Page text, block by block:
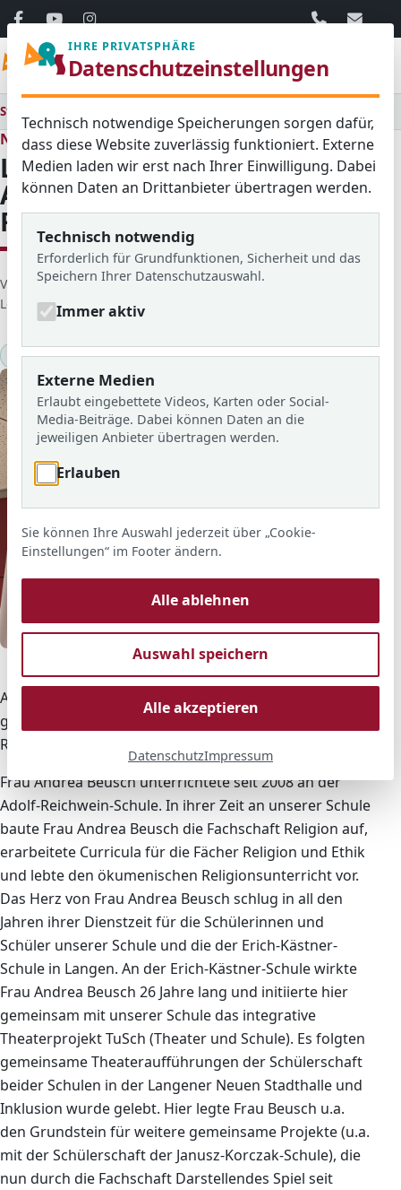
06103 / 30
Startseite
Neues aus dem Schulleben
Langjährige Fachleiterin Frau
Andrea Beusch geht in den
Ruhestand
D
e
a
i
l
s
Veröffentlicht von: Michael BeckerErstellt am: 16. Januar 2025
Letzte Aktualisierung: 01. August 2026
2024/25 Lehrerkollegium KlARSicht Nr.24
© ARS
Verabschiedung Frau Andrea Beusch
Am 31.01.2025 wechselt die in der Schulgemeinde
geschätzte Lehrerin, Frau Andrea Beusch, in den
Ruhestand
Frau Andrea Beusch unterrichtete seit 2008 an der
Adolf-Reichwein-Schule. In ihrer Zeit an unserer Schule
baute Frau Andrea Beusch die Fachschaft Religion auf,
erarbeitete Curricula für die Fächer Religion und Ethik
und lebte den ökumenischen Religionsunterricht vor.
Das Herz von Frau Andrea Beusch schlug in all den
Jahren ihrer Dienstzeit für die Schülerinnen und
Schüler unserer Schule und die der Erich-Kästner-
Schule in Langen. An der Erich-Kästner-Schule wirkte
Frau Andrea Beusch 26 Jahre lang und initiierte hier
gemeinsam mit unserer Schule das integrative
Theaterprojekt TuSch (Theater und Schule). Es folgten
gemeinsame Theateraufführungen der Schülerschaft
beider Schulen in der Langener Neuen Stadthalle und
Inklusion wurde gelebt. Hier legte Frau Beusch u.a.
den Grundstein für weitere gemeinsame Projekte (u.a.
mit der Schülerschaft der Janusz-Korczak-Schule), die
nun durch die Fachschaft Darstellendes Spiel seit
IHRE PRIVATSPHÄRE
Datenschutzeinstellungen
Technisch notwendige Speicherungen sorgen dafür,
dass diese Website zuverlässig funktioniert. Externe
Medien laden wir erst nach Ihrer Einwilligung. Dabei
können Daten an Drittanbieter übertragen werden.
Technisch notwendig
Erforderlich für Grundfunktionen, Sicherheit und das
Speichern Ihrer Datenschutzauswahl.
Immer aktiv
Externe Medien
Erlaubt eingebettete Videos, Karten oder Social-
Media-Beiträge. Dabei können Daten an die
jeweiligen Anbieter übertragen werden.
Erlauben
Sie können Ihre Auswahl jederzeit über „Cookie-
Einstellungen“ im Footer ändern.
Alle ablehnen
Auswahl speichern
Alle akzeptieren
DatenschutzImpressum